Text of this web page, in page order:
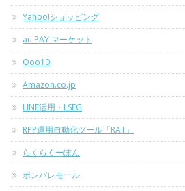
Yahoo!ショッピング
au PAY マーケット
Qoo10
Amazon.co.jp
LINE活用・LSEG
RPP運用自動化ツール「RAT」
らくらくーぽん
ポンパレモール